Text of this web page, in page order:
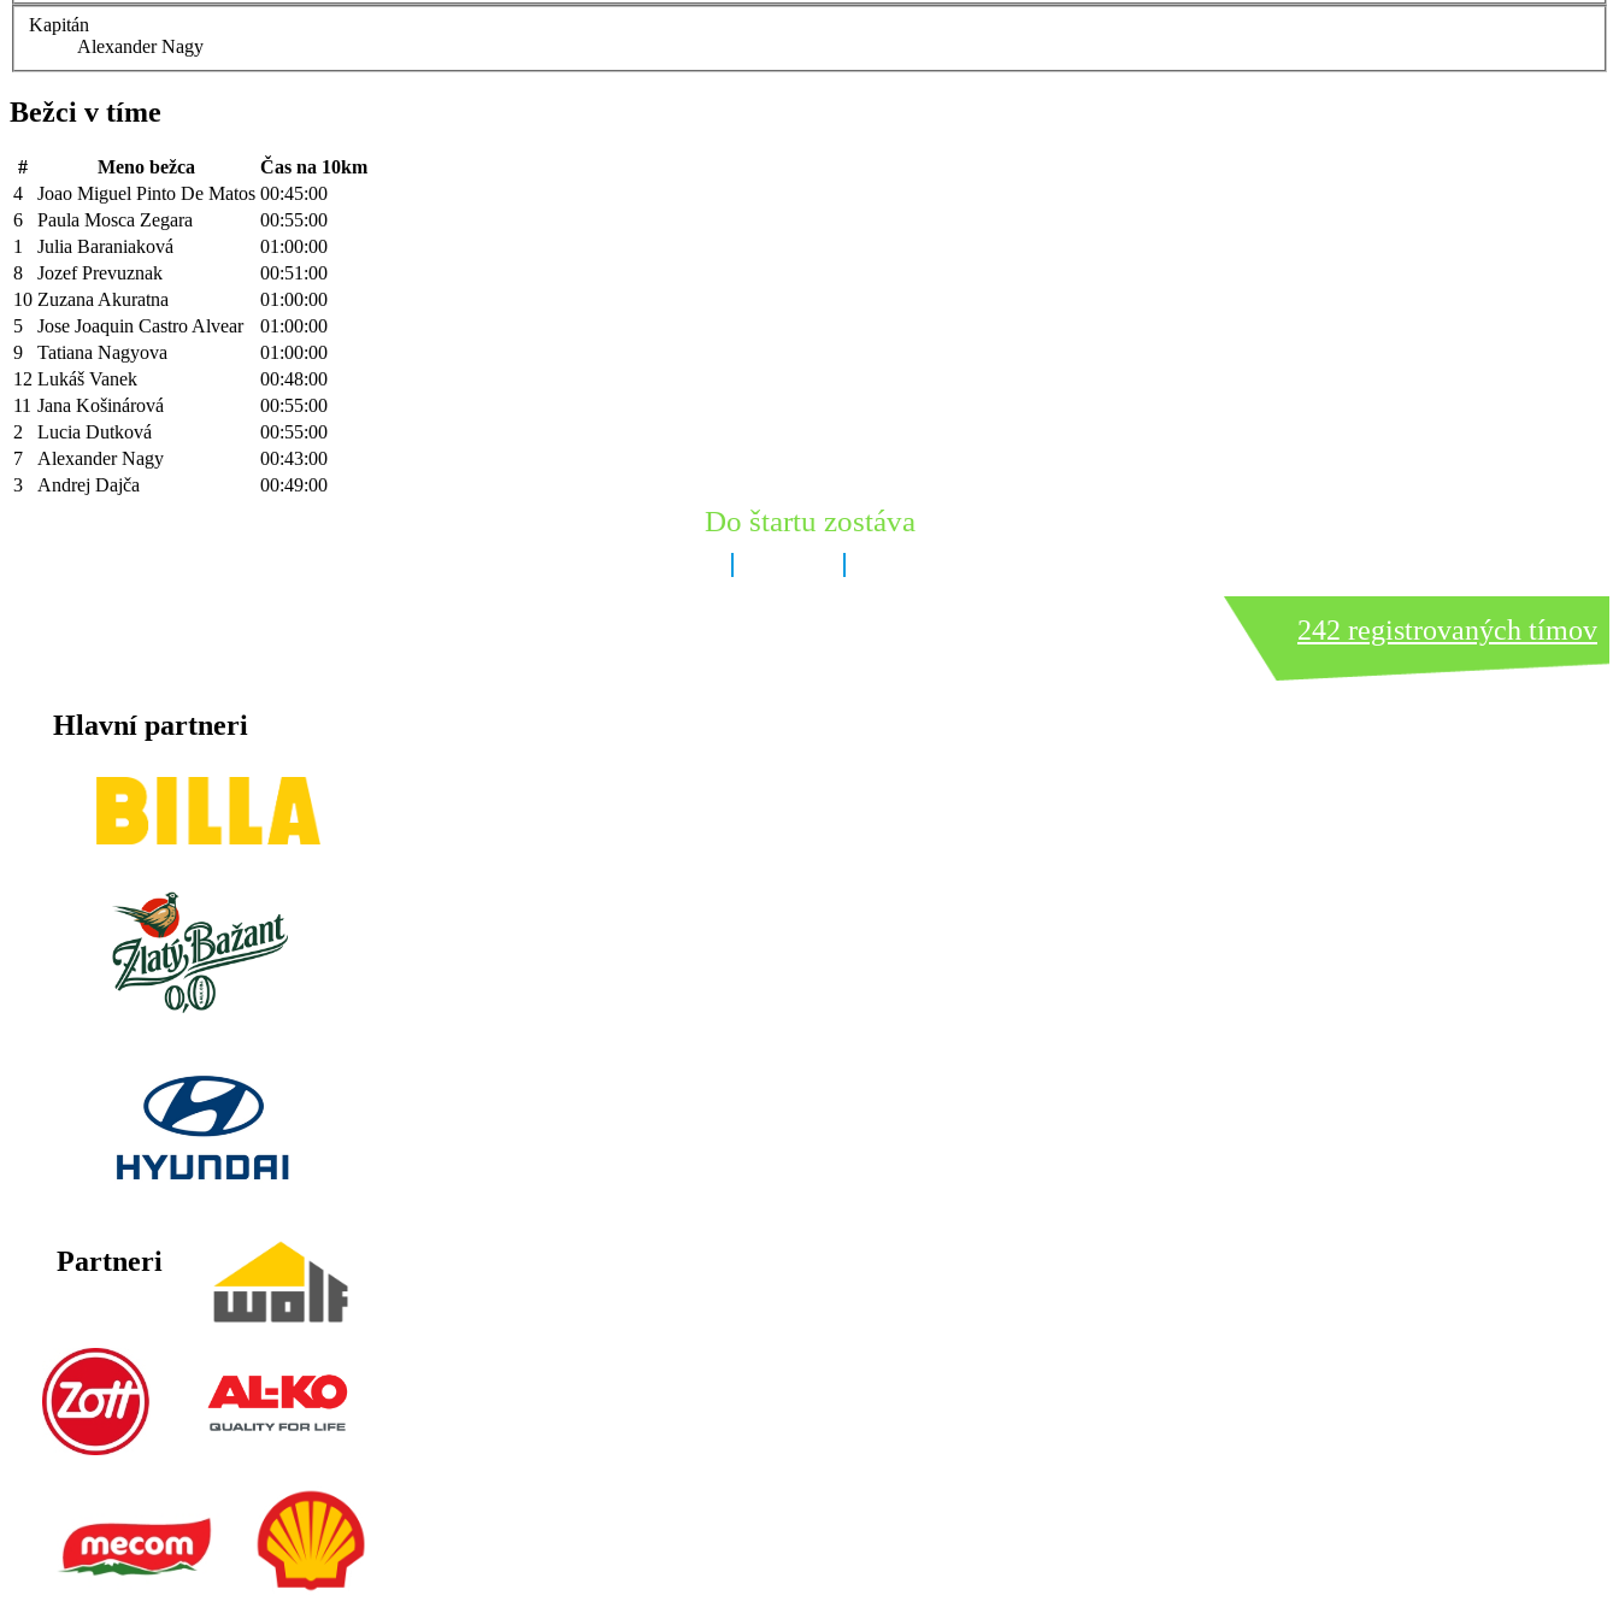
Kapitán
Alexander Nagy
Bežci v tíme
# Meno bežca
Čas na 10km
4
Joao Miguel Pinto De Matos 00:45:00
6
Paula Mosca Zegara
00:55:00
1
Julia Baraniaková
01:00:00
8
Jozef Prevuznak
00:51:00
10 Zuzana Akuratna
01:00:00
5
Jose Joaquin Castro Alvear
01:00:00
9
Tatiana Nagyova
01:00:00
12 Lukáš Vanek
00:48:00
11 Jana Košinárová
00:55:00
2
Lucia Dutková
00:55:00
7
Alexander Nagy
00:43:00
3
Andrej Dajča 00:49:00
Do štartu zostáva
242 registrovaných tímov
Hlavní partneri
Partneri